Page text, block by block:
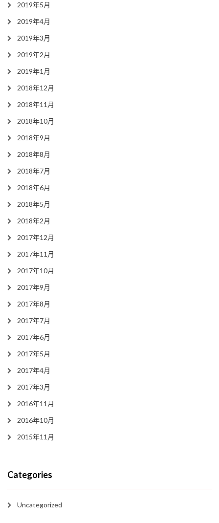
2019年5月
2019年4月
2019年3月
2019年2月
2019年1月
2018年12月
2018年11月
2018年10月
2018年9月
2018年8月
2018年7月
2018年6月
2018年5月
2018年2月
2017年12月
2017年11月
2017年10月
2017年9月
2017年8月
2017年7月
2017年6月
2017年5月
2017年4月
2017年3月
2016年11月
2016年10月
2015年11月
Categories
Uncategorized